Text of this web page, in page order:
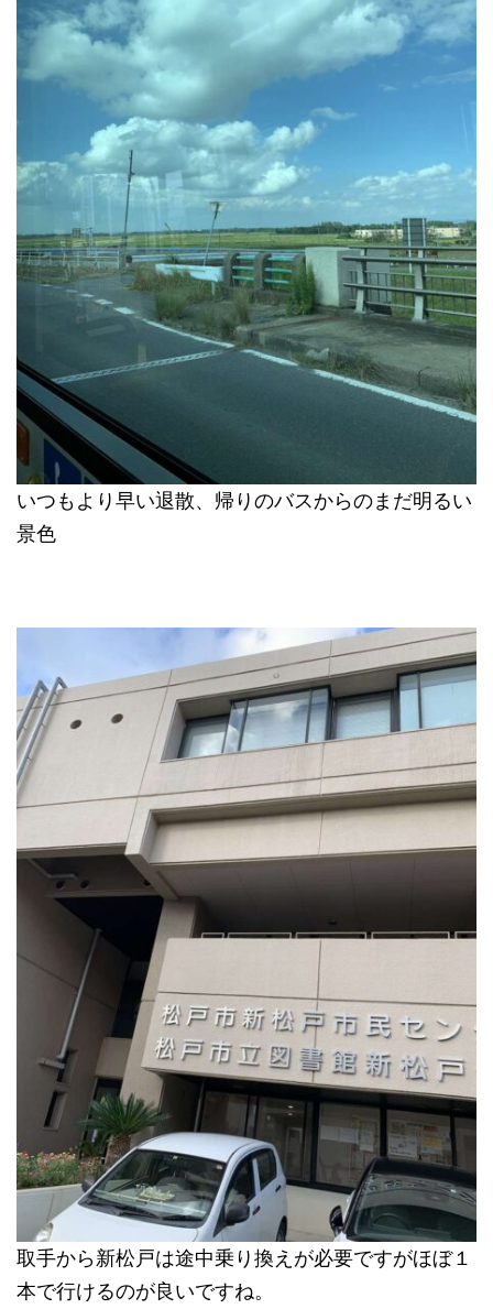
いつもより早い退散、帰りのバスからのまだ明るい
景色
取手から新松戸は途中乗り換えが必要ですがほぼ１
本で行けるのが良いですね。